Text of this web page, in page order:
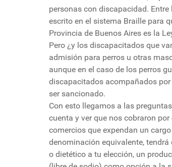
personas con discapacidad.
escrito en el sistema Braille para
Provincia de Buenos Aires es la
Pero ¿y los discapacitados que
admisión para perros u otras
aunque en el caso de los perros
discapacitados acompañados
ser sancionado.
Con esto llegamos a las
cuenta y ver que nos cobraron por
comercios que expendan un
denominación equivalente,
o dietético a tu elección, un